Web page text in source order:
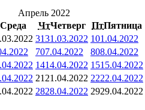
Апрель 2022
Среда ЧтЧетверг ПтПятница
3131.03.2022 101.04.2022
707.04.2022 808.04.2022
1414.04.2022 1515.04.2022
21 21.04.2022 2222.04.2022
2828.04.2022 2929.04.2022